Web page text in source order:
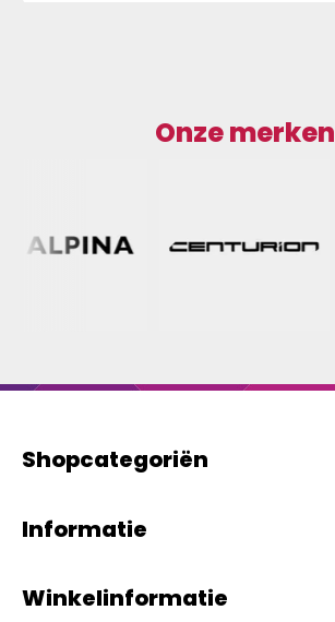
Onze merken
Shopcategoriën
Informatie
Winkelinformatie